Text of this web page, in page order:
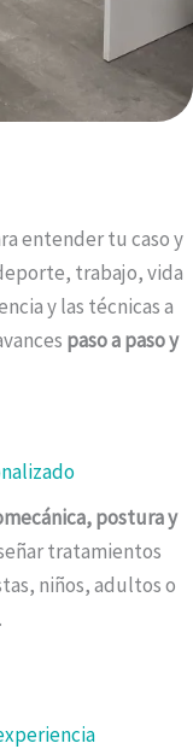
entender tu caso y
trabajo, vida
y las técnicas a
paso a paso y
postura y
tratamientos
niños, adultos o